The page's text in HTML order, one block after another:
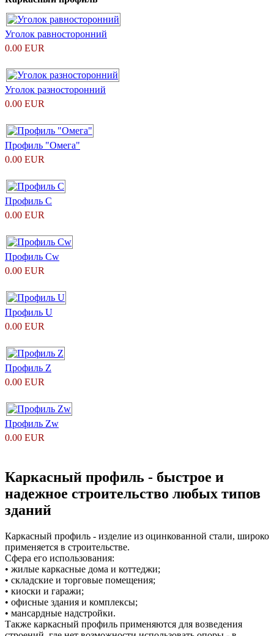
Уголок равносторонний
0.00 EUR
Уголок разносторонний
0.00 EUR
Профиль "Омега"
0.00 EUR
Профиль С
0.00 EUR
Профиль Сw
0.00 EUR
Профиль U
0.00 EUR
Профиль Z
0.00 EUR
Профиль Zw
0.00 EUR
Каркасный профиль - быстрое и
надежное строительство любых типов
зданий
Каркасный профиль - изделие из оцинкованной стали, широко
применяется в строительстве.
Сфера его использования:
• жилые каркасные дома и коттеджи;
• складские и торговые помещения;
• киоски и гаражи;
• офисные здания и комплексы;
• мансардные надстройки.
Также каркасный профиль применяются для возведения